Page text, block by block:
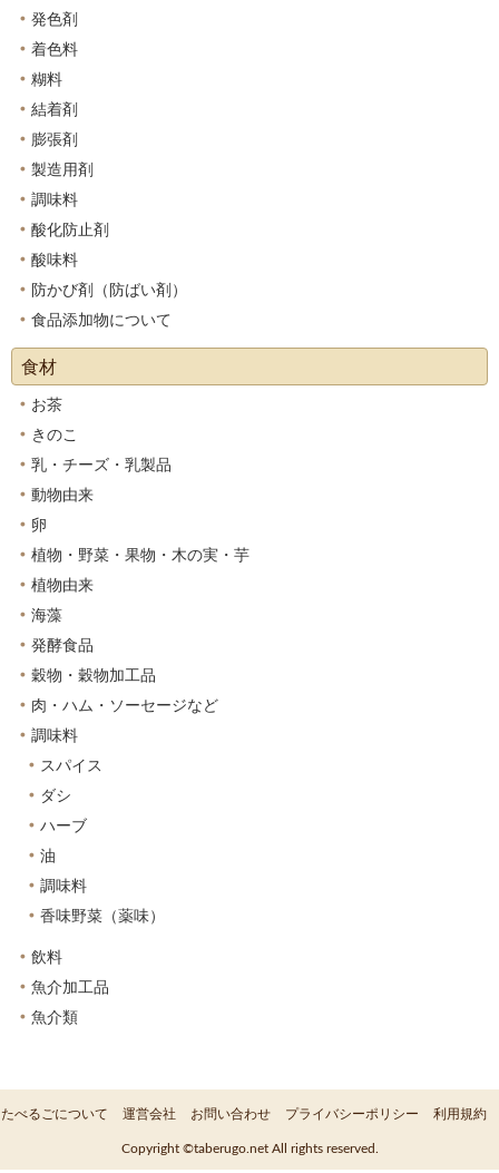
発色剤
着色料
糊料
結着剤
膨張剤
製造用剤
調味料
酸化防止剤
酸味料
防かび剤（防ばい剤）
食品添加物について
食材
お茶
きのこ
乳・チーズ・乳製品
動物由来
卵
植物・野菜・果物・木の実・芋
植物由来
海藻
発酵食品
穀物・穀物加工品
肉・ハム・ソーセージなど
調味料
スパイス
ダシ
ハーブ
油
調味料
香味野菜（薬味）
飲料
魚介加工品
魚介類
たべるごについて 運営会社 お問い合わせ プライバシーポリシー 利用規約
Copyright ©taberugo.net All rights reserved.